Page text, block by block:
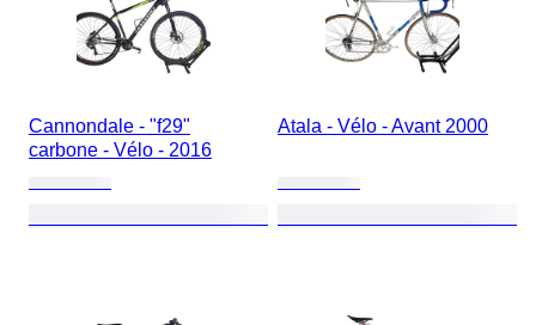
Cannondale - "f29"
carbone - Vélo - 2016
Atala - Vélo - Avant 2000